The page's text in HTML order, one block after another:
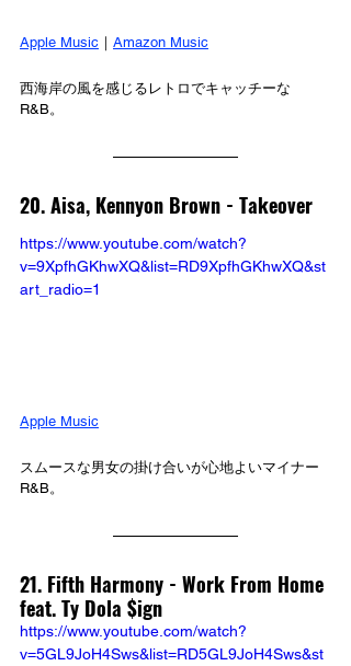
Apple Music ｜ Amazon Music
西海岸の風を感じるレトロでキャッチーな
R&B。
20. Aisa, Kennyon Brown - Takeover
https://www.youtube.com/watch?
v=9XpfhGKhwXQ&list=RD9XpfhGKhwXQ&st
art_radio=1
Apple Music
スムースな男女の掛け合いが心地よいマイナー
R&B。
21. Fifth Harmony - Work From Home
feat. Ty Dola $ign
https://www.youtube.com/watch?
v=5GL9JoH4Sws&list=RD5GL9JoH4Sws&st